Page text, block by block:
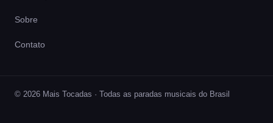
Sobre
Contato
© 2026 Mais Tocadas · Todas as paradas musicais do Brasil